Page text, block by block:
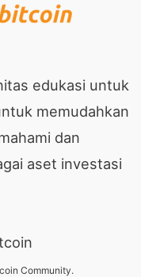
edukasi untuk
memudahkan
dan
aset investasi
Community.